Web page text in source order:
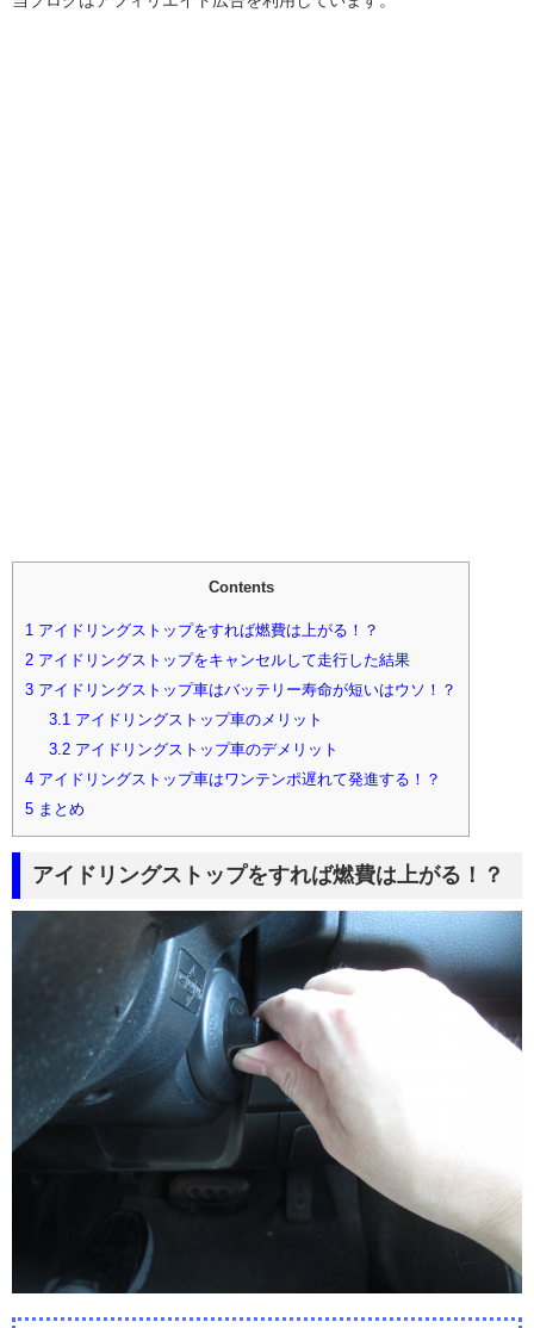
Contents
1 アイドリングストップをすれば燃費は上がる！？
2 アイドリングストップをキャンセルして走行した結果
3 アイドリングストップ車はバッテリー寿命が短いはウソ！？
3.1アイドリングストップ車のメリット
3.2アイドリングストップ車のデメリット
4 アイドリングストップ車はワンテンポ遅れて発進する！？
5 まとめ
アイドリングストップをすれば燃費は上がる！？